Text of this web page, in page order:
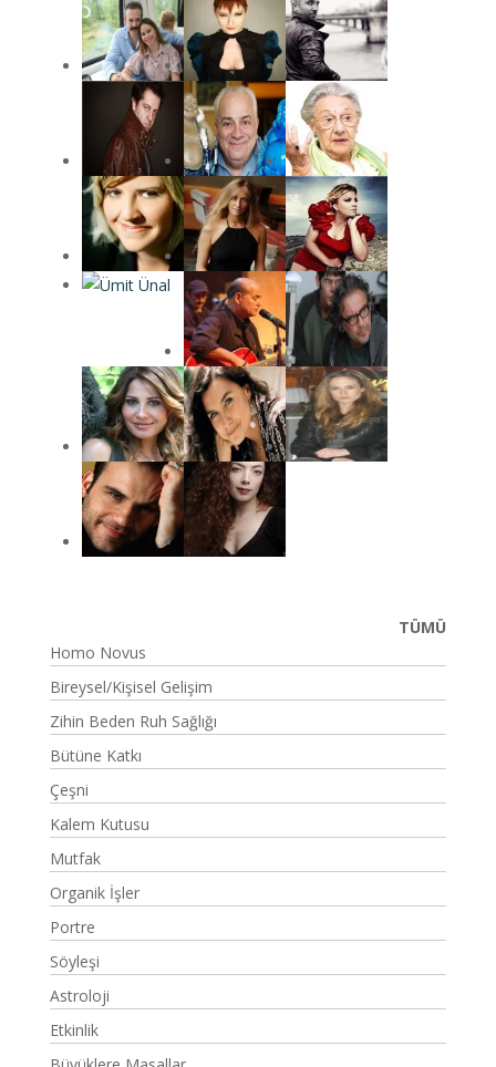
TÜMÜ
Homo Novus
Bireysel/Kişisel Gelişim
Zihin Beden Ruh Sağlığı
Bütüne Katkı
Çeşni
Kalem Kutusu
Mutfak
Organik İşler
Portre
Söyleşi
Astroloji
Etkinlik